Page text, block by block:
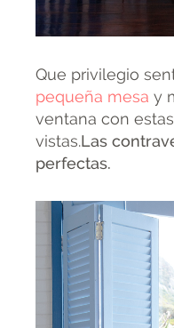
Que privilegio
pequeña mesa y
ventana con
vistas.Las
perfectas.